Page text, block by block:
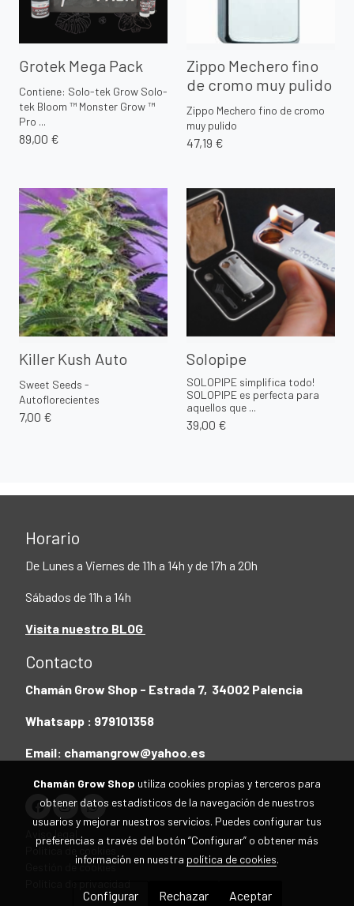
Grotek Mega Pack
Contiene: Solo-tek Grow Solo-
tek Bloom ™ Monster Grow ™
Pro ...
89,00 €
Zippo Mechero fino
de cromo muy pulido
Zippo Mechero fino de cromo
muy pulido
47,19 €
Killer Kush Auto
Sweet Seeds -
Autoflorecientes
7,00 €
Solopipe
SOLOPIPE simplifica todo!
SOLOPIPE es perfecta para
aquellos que ...
39,00 €
Horario
De Lunes a Viernes de 11h a 14h y de 17h a 20h
Sábados de 11h a 14h
Visita nuestro BLOG
Contacto
Chamán Grow Shop - Estrada 7, 34002 Palencia
Whatsapp : 979101358
Email: chamangrow@yahoo.es
Aviso legal
Política de cookies
Gestión de cookies
Chamán Grow Shop utiliza cookies propias y terceros para
obtener datos estadísticos de la navegación de nuestros
usuarios y mejorar nuestros servicios. Puedes configurar tus
preferencias a través del botón “Configurar” o obtener más
información en nuestra política de cookies.
Configurar Rechazar Aceptar